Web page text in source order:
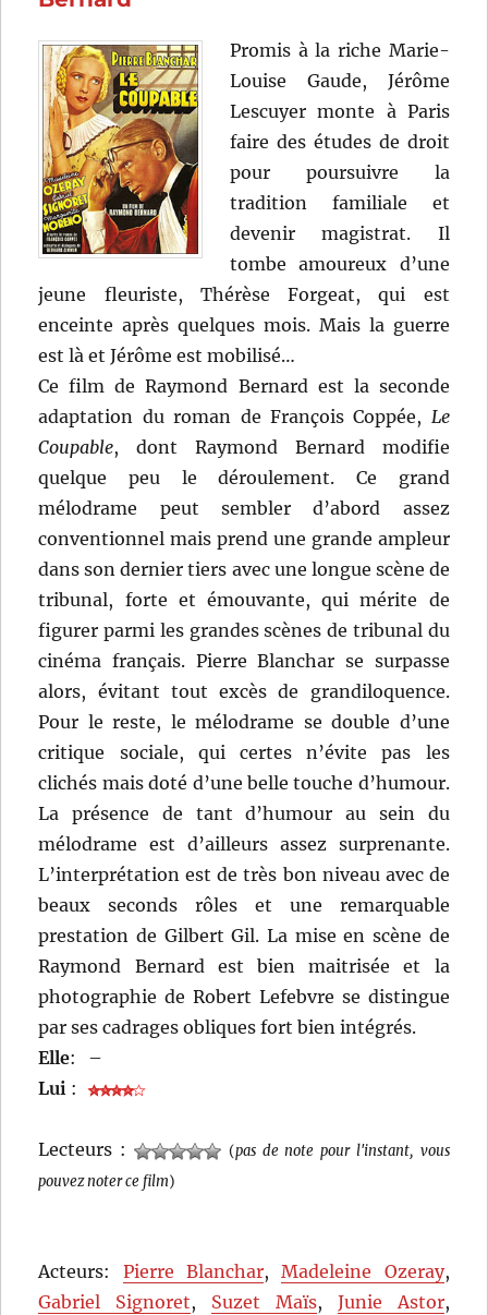
Promis à la riche Marie-
Louise Gaude, Jérôme
Lescuyer monte à Paris
faire des études de droit
pour poursuivre la
tradition familiale et
devenir magistrat. Il
tombe amoureux d’une
jeune fleuriste, Thérèse Forgeat, qui est
enceinte après quelques mois. Mais la guerre
est là et Jérôme est mobilisé…
Ce film de Raymond Bernard est la seconde
adaptation du roman de François Coppée, Le
Coupable, dont Raymond Bernard modifie
quelque peu le déroulement. Ce grand
mélodrame peut sembler d’abord assez
conventionnel mais prend une grande ampleur
dans son dernier tiers avec une longue scène de
tribunal, forte et émouvante, qui mérite de
figurer parmi les grandes scènes de tribunal du
cinéma français. Pierre Blanchar se surpasse
alors, évitant tout excès de grandiloquence.
Pour le reste, le mélodrame se double d’une
critique sociale, qui certes n’évite pas les
clichés mais doté d’une belle touche d’humour.
La présence de tant d’humour au sein du
mélodrame est d’ailleurs assez surprenante.
L’interprétation est de très bon niveau avec de
beaux seconds rôles et une remarquable
prestation de Gilbert Gil. La mise en scène de
Raymond Bernard est bien maitrisée et la
photographie de Robert Lefebvre se distingue
par ses cadrages obliques fort bien intégrés.
Elle:
–
Lui :
Lecteurs : (pas de note pour l'instant, vous
pouvez noter ce film)
Acteurs: Pierre Blanchar,Madeleine Ozeray,
Gabriel Signoret, Suzet Maïs, Junie Astor,